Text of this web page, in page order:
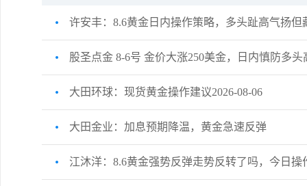
许安丰：8.6黄金日内操作策略，多头趾高气扬但
股圣点金 8-6号 金价大涨250美金，日内慎防多
大田环球：现货黄金操作建议2026-08-06
大田金业：加息预期降温，黄金急速反弹
江沐洋：8.6黄金强势反弹走势反转了吗，今日操